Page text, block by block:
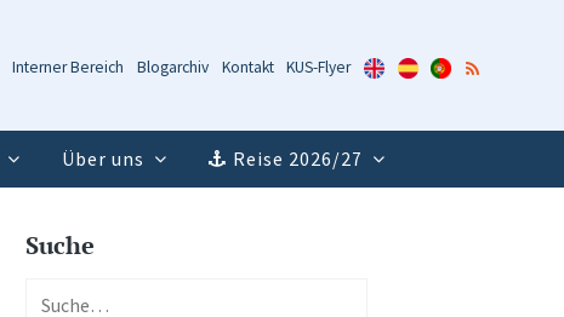
Interner Bereich Blogarchiv Kontakt KUS-Flyer
KUS-
Flyer
KUS-
Flyer
KUS-
Flyer
RSS-
Über uns Reise 2026/27
Suche